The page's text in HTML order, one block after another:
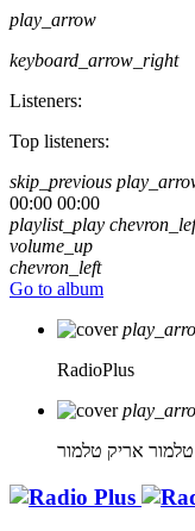
play_arrow
keyboard_arrow_right
Listeners:
Top listeners:
skip_previous
00:00 00:00
playlist_play
volume_up
chevron_left
Go to album
RadioPlus
אריק טלמור